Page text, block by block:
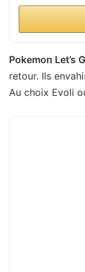
Pokemon Let’s
retour. Ils
Au choix Evoli